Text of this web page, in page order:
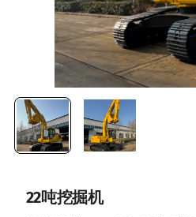
22吨挖掘机